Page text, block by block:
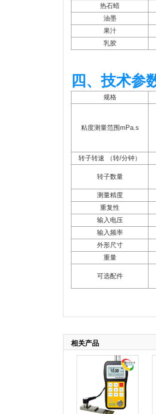
热石蜡
油墨
果汁
乳胶
四、技术参
规格
粘度测量范围mPa.s
转子转速 （转/分钟）
转子数量
测量精度
重复性
输入电压
输入频率
外形尺寸
重量
可选配件
相关产品